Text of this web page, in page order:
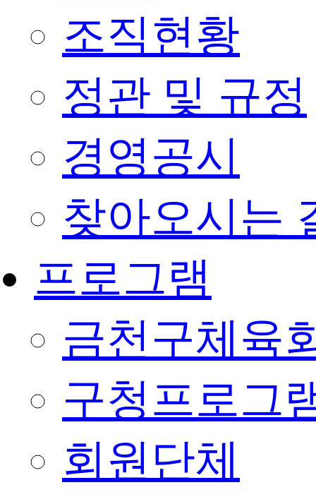
조직현황
정관 및 규정
경영공시
찾아오시는
프로그램
금천구체육
구청프로그
회원단체